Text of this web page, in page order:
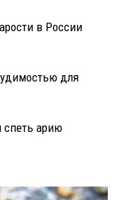
в России
для
спеть арию